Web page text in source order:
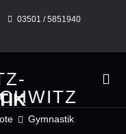
03501 / 5851940
Gymnastik